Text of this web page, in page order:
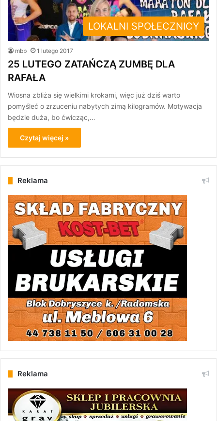
LOKALNI SPOŁECZNICY
mbb 1 lutego 2017
25 LUTEGO ZATAŃCZĄ ZUMBĘ DLA
RAFAŁA
Wiosna zbliża się wielkimi krokami, więc już dziś warto
pomyśleć o zrzuceniu nabytych zimą kilogramów. Motywacja
będzie duża, bo ćwicząc,…
Czytaj więcej »
Reklama
Reklama